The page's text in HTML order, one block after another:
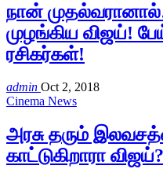
நான்
முழங்கிய விஜய்!
ரசிகர்கள்!
admin Oct 2, 2018
Cinema News
அரசு தரும்
காட்டுகிறாரா விஜய்?